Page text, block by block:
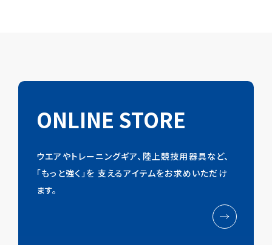
ONLINE STORE
ウエアやトレーニングギア、陸上競技用器具など、
「もっと強く」を 支えるアイテムをお求めいただけ
ます。